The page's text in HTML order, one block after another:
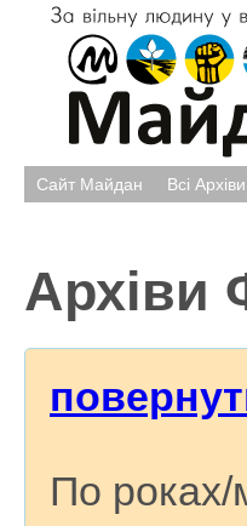
Сайт Майдан Всі
Архіви
По роках/